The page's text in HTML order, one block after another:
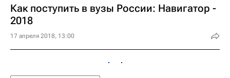
Как поступить в вузы России: Навигатор -
2018
17 апреля 2018, 13:00